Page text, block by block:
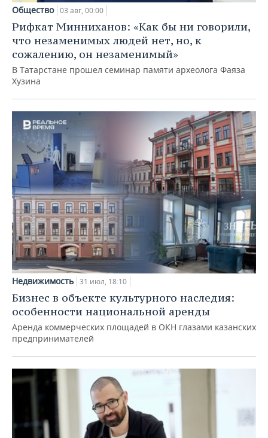
Общество 03 авг, 00:00
Рифкат Минниханов: «Как бы ни говорили,
что незаменимых людей нет, но, к
сожалению, он незаменимый»
В Татарстане прошел семинар памяти археолога Фаяза
Хузина
Недвижимость 31 июл, 18:10
Бизнес в объекте культурного наследия:
особенности национальной аренды
Аренда коммерческих площадей в ОКН глазами казанских
предпринимателей